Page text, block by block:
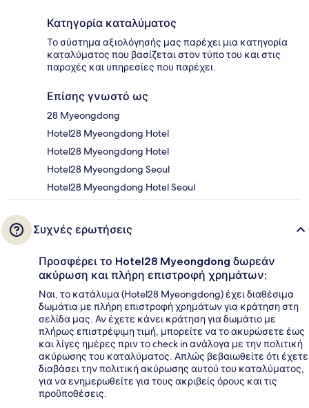
Κατηγορία καταλύματος
Το σύστημα αξιολόγησής μας παρέχει μια κατηγορία
καταλύματος που βασίζεται στον τύπο του και στις
παροχές και υπηρεσίες που παρέχει.
Επίσης γνωστό ως
28 Myeongdong
Hotel28 Myeongdong Hotel
Hotel28 Myeongdong Hotel
Hotel28 Myeongdong Seoul
Hotel28 Myeongdong Hotel Seoul
Συχνές ερωτήσεις
Προσφέρει το Hotel28 Myeongdong δωρεάν
ακύρωση και πλήρη επιστροφή χρημάτων;
Ναι, το κατάλυμα (Hotel28 Myeongdong) έχει διαθέσιμα
δωμάτια με πλήρη επιστροφή χρημάτων για κράτηση στη
σελίδα μας. Αν έχετε κάνει κράτηση για δωμάτιο με
πλήρως επιστρέψιμη τιμή, μπορείτε να το ακυρώσετε έως
και λίγες ημέρες πριν το check in ανάλογα με την πολιτική
ακύρωσης του καταλύματος. Απλώς βεβαιωθείτε ότι έχετε
διαβάσει την πολιτική ακύρωσης αυτού του καταλύματος,
για να ενημερωθείτε για τους ακριβείς όρους και τις
προϋποθέσεις.